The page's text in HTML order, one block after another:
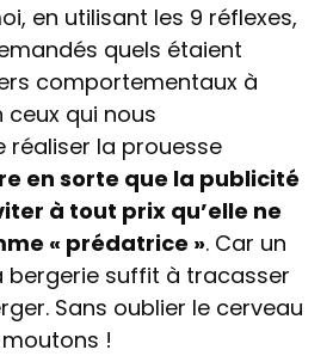
en utilisant les 9 réflexes,
quels étaient
comportementaux à
qui nous
la prouesse
en sorte que la publicité
à tout prix qu’elle ne
« prédatrice ». Car un
bergerie suffit à tracasser
Sans oublier le cerveau
!